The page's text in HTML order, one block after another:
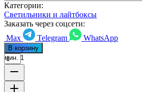
Категории:
Светильники и лайтбоксы
Заказать через соцсети:
Max
Telegram WhatsApp
В корзину
мин. 1